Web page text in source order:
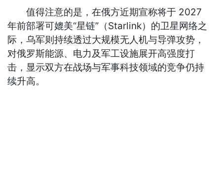
值得注意的是，在俄方近期宣称将于 2027
年前部署可媲美“星链”（Starlink）的卫星网络之
际，乌军则持续透过大规模无人机与导弹攻势，
对俄罗斯能源、电力及军工设施展开高强度打
击，显示双方在战场与军事科技领域的竞争仍持
续升高。